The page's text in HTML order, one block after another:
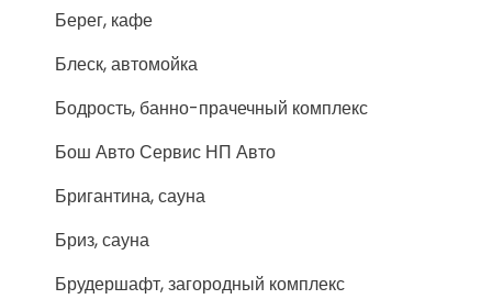
Берег, кафе
Блеск, автомойка
Бодрость, банно-прачечный комплекс
Бош Авто Сервис НП Авто
Бригантина, сауна
Бриз, сауна
Брудершафт, загородный комплекс